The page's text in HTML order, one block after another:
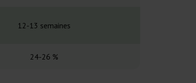
12-13 semaines
24-26 %